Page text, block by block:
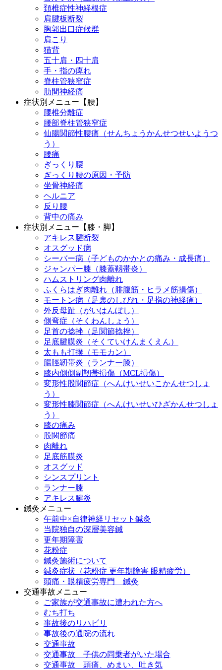
頚椎症性神経根症
肩腱板断裂
胸郭出口症候群
肩こり
猫背
五十肩・四十肩
手・指の痺れ
脊柱管狭窄症
肋間神経痛
症状別メニュー【腰】
腰椎分離症
腰部脊柱管狭窄症
仙腸関節性腰痛（せんちょうかんせつせいようつ
う）
腰痛
ぎっくり腰
ぎっくり腰の原因・予防
坐骨神経痛
ヘルニア
反り腰
背中の痛み
症状別メニュー【膝・脚】
アキレス腱断裂
オスグッド病
シーバー病（子どものかかとの痛み・成長痛）
ジャンパー膝（膝蓋靱帯炎）
ハムストリング肉離れ
ふくらはぎ肉離れ（腓腹筋・ヒラメ筋損傷）
モートン病（足裏のしびれ・足指の神経痛）
外反母趾（がいはんぼし）
側弯症（そくわんしょう）
足首の捻挫（足関節捻挫）
足底腱膜炎（そくていけんまくえん）
太もも打撲（モモカン）
腸脛靭帯炎（ランナー膝）
膝内側側副靭帯損傷（MCL損傷）
変形性股関節症（へんけいせいこかんせつしょ
う）
変形性膝関節症（へんけいせいひざかんせつしょ
う）
膝の痛み
股関節痛
肉離れ
足底筋膜炎
オスグッド
シンスプリント
ランナー膝
アキレス腱炎
鍼灸メニュー
午前中×自律神経リセット鍼灸
当院独自の深層美容鍼
更年期障害
花粉症
鍼灸施術について
鍼灸症状（花粉症 更年期障害 眼精疲労）
頭痛・眼精疲労専門 鍼灸
交通事故メニュー
ご家族が交通事故に遭われた方へ
むち打ち
事故後のリハビリ
事故後の通院の流れ
交通事故
交通事故 子供の同乗者がいた場合
交通事故 頭痛、めまい、吐き気